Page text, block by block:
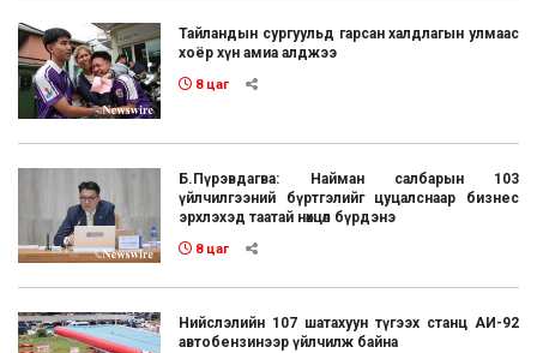
Тайландын сургуульд гарсан халдлагын улмаас
хоёр хүн амиа алджээ
8 цаг
Б.Пүрэвдагва: Найман салбарын 103
үйлчилгээний бүртгэлийг цуцалснаар бизнес
эрхлэхэд таатай нөхцөл бүрдэнэ
8 цаг
Нийслэлийн 107 шатахуун түгээх станц АИ-92
автобензинээр үйлчилж байна